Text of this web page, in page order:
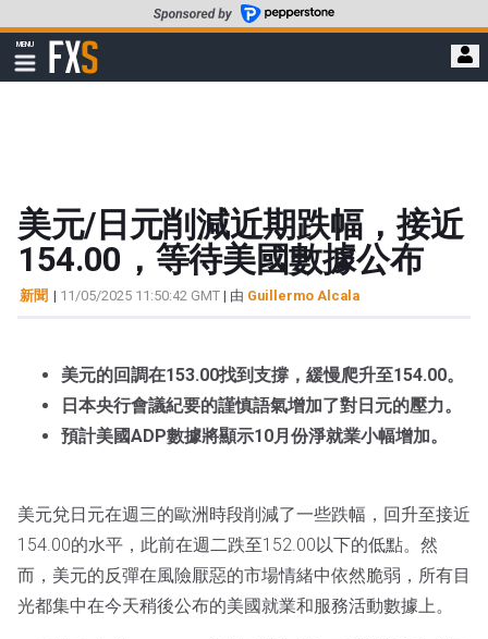
至
要
MENU
顯
示
FXStreet
美元/日元削減近期跌幅，接近
154.00，等待美國數據公布
新聞 | 11/05/2025 11:50:42 GMT | 由 Guillermo Alcala
美元的回調在153.00找到支撐，緩慢爬升至154.00。
日本央行會議紀要的謹慎語氣增加了對日元的壓力。
預計美國ADP數據將顯示10月份淨就業小幅增加。
美元兌日元在週三的歐洲時段削減了一些跌幅，回升至接近
154.00的水平，此前在週二跌至152.00以下的低點。然
而，美元的反彈在風險厭惡的市場情緒中依然脆弱，所有目
光都集中在今天稍後公布的美國就業和服務活動數據上。